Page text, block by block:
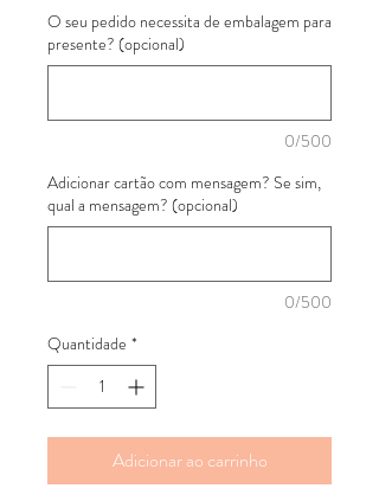
O seu pedido necessita de embalagem para
presente? (opcional)
0/500
Adicionar cartão com mensagem? Se sim,
qual a mensagem? (opcional)
0/500
Quantidade *
Adicionar ao carrinho